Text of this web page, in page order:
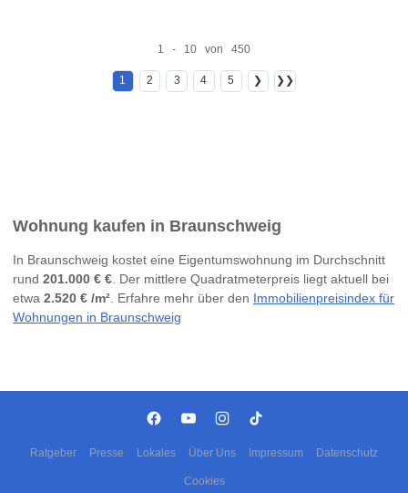
1 - 10 von 450
1 2 3 4 5 ❯ ❯❯
Wohnung kaufen in Braunschweig
In Braunschweig kostet eine Eigentumswohnung im Durchschnitt
rund 201.000 € €. Der mittlere Quadratmeterpreis liegt aktuell bei
etwa 2.520 € /m². Erfahre mehr über den Immobilienpreisindex für
Wohnungen in Braunschweig
Ratgeber Presse Lokales Über Uns Impressum Datenschutz
Cookies